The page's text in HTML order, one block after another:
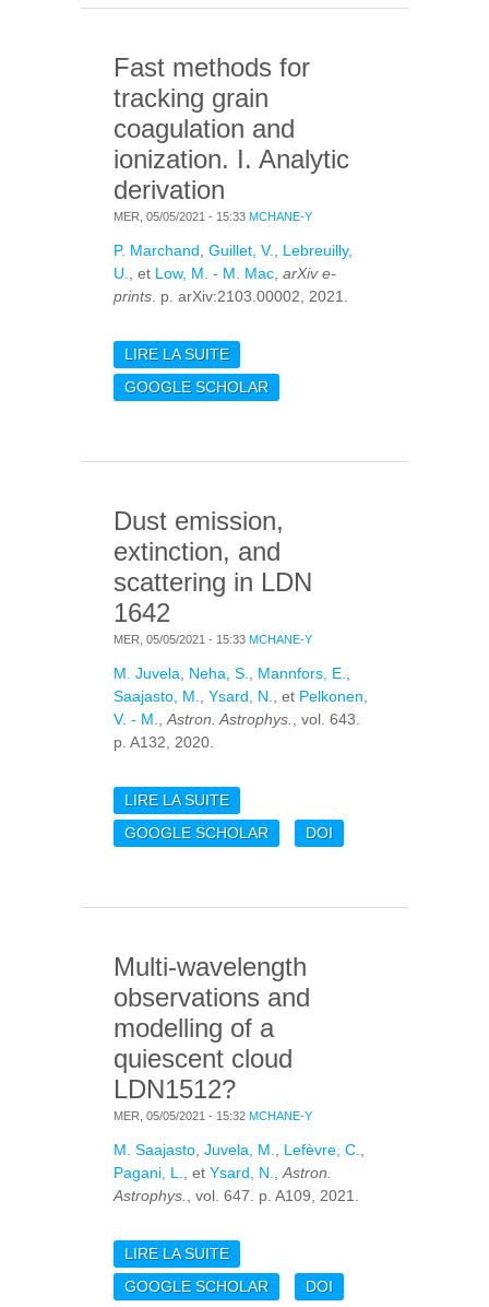
PROTOSTELLAR
Fast methods for
tracking grain
coagulation and
ionization. I. Analytic
derivation
MER, 05/05/2021 - 15:33 MCHANE-Y
P. Marchand Guillet, V.
Lebreuilly,
U.
, et Low, M. - M. Mac arXiv e-
prints . p. arXiv:2103.00002, 2021.
LIRE LA SUITEDE FAST METHODS
FOR TRACKING GRAIN
COAGULATION AND
GOOGLE SCHOLAR
Dust emission,
extinction, and
scattering in LDN
1642
MER, 05/05/2021 - 15:33 MCHANE-Y
M. Juvela Neha, S. Mannfors, E.
Saajasto, M.
Ysard, N. , et Pelkonen,
V. - M.
Astron. Astrophys.
, vol. 643.
p. A132, 2020.
LIRE LA SUITEDE DUST EMISSION,
EXTINCTION, AND
SCATTERING IN LDN
GOOGLE SCHOLAR DOI
Multi-wavelength
observations and
modelling of a
quiescent cloud
LDN1512?
MER, 05/05/2021 - 15:32 MCHANE-Y
M. Saajasto Juvela, M. Lefèvre, C.
Pagani, L.
, et Ysard, N.
Astron.
Astrophys.
, vol. 647. p. A109, 2021.
LIRE LA SUITEDE MULTI-
WAVELENGTH
OBSERVATIONS AND
GOOGLE SCHOLAR DOI